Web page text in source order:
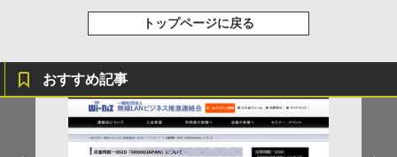
トップページに戻る
おすすめ記事